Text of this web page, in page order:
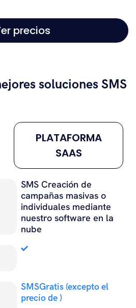
precios
soluciones SMS
PLATAFORMA
SAAS
SMS Creación de
campañas masivas o
individuales mediante
nuestro software en la
nube
SMSGratis (excepto el
precio de )